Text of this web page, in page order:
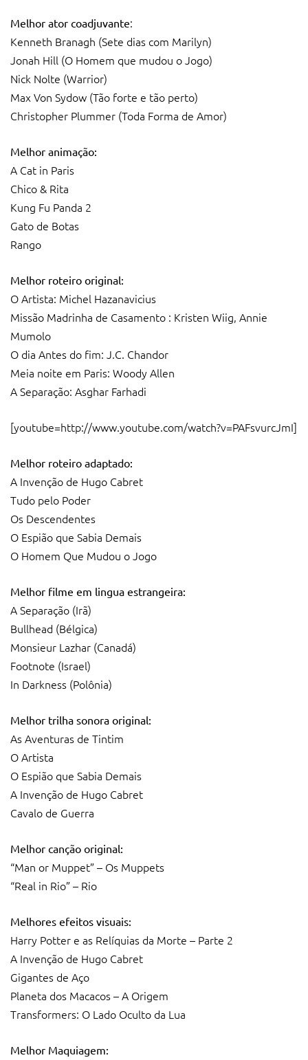
Melhor ator coadjuvante:
Kenneth Branagh (Sete dias com Marilyn)
Jonah Hill (O Homem que mudou o Jogo)
Nick Nolte (Warrior)
Max Von Sydow (Tão forte e tão perto)
Christopher Plummer (Toda Forma de Amor)
Melhor animação:
A Cat in Paris
Chico & Rita
Kung Fu Panda 2
Gato de Botas
Rango
Melhor roteiro original:
O Artista: Michel Hazanavicius
Missão Madrinha de Casamento : Kristen Wiig, Annie
Mumolo
O dia Antes do fim: J.C. Chandor
Meia noite em Paris: Woody Allen
A Separação: Asghar Farhadi
[youtube=http://www.youtube.com/watch?v=PAFsvurcJmI]
Melhor roteiro adaptado:
A Invenção de Hugo Cabret
Tudo pelo Poder
Os Descendentes
O Espião que Sabia Demais
O Homem Que Mudou o Jogo
Melhor filme em lingua estrangeira:
A Separação (Irã)
Bullhead (Bélgica)
Monsieur Lazhar (Canadá)
Footnote (Israel)
In Darkness (Polônia)
Melhor trilha sonora original:
As Aventuras de Tintim
O Artista
O Espião que Sabia Demais
A Invenção de Hugo Cabret
Cavalo de Guerra
Melhor canção original:
“Man or Muppet” – Os Muppets
“Real in Rio” – Rio
Melhores efeitos visuais:
Harry Potter e as Relíquias da Morte – Parte 2
A Invenção de Hugo Cabret
Gigantes de Aço
Planeta dos Macacos – A Origem
Transformers: O Lado Oculto da Lua
Melhor Maquiagem: